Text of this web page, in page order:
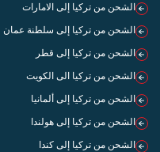
الشحن من تركيا إلى الامارات
الشحن من تركيا إلى سلطنة عمان
الشحن من تركيا إلى قطر
الشحن من تركيا الى الكويت
الشحن من تركيا إلى ألمانيا
الشحن من تركيا إلى هولندا
الشحن من تركيا إلى كندا